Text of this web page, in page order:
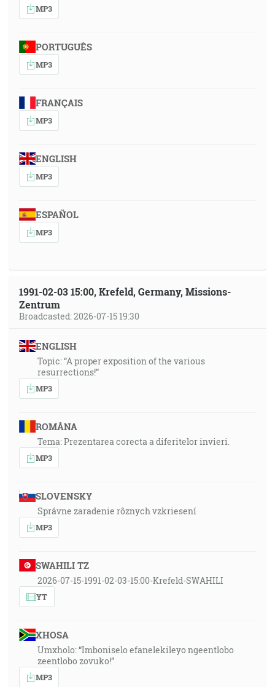
MP3
PORTUGUÊS
MP3
FRANÇAIS
MP3
ENGLISH
MP3
ESPAÑOL
MP3
1991-02-03 15:00, Krefeld, Germany, Missions-
Zentrum
Broadcasted: 2026-07-15 19:30
ENGLISH
Topic: “A proper exposition of the various
resurrections!”
MP3
ROMÂNA
Tema: Prezentarea corecta a diferitelor invieri.
MP3
SLOVENSKY
Správne zaradenie rôznych vzkriesení
MP3
SWAHILI TZ
2026-07-15-1991-02-03-15:00-Krefeld-SWAHILI
YT
XHOSA
Umxholo: “Imboniselo efanelekileyo ngeentlobo
zeentlobo zovuko!”
MP3